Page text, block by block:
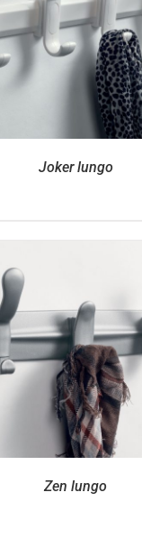
Joker lungo
Zen lungo